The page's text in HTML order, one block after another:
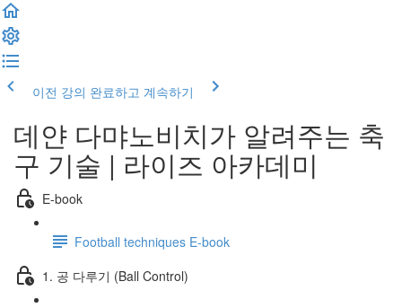
이전 강의 완료하고 계속하기
데얀 다먀노비치가 알려주는 축
구 기술 | 라이즈 아카데미
E-book
Football techniques E-book
1. 공 다루기 (Ball Control)